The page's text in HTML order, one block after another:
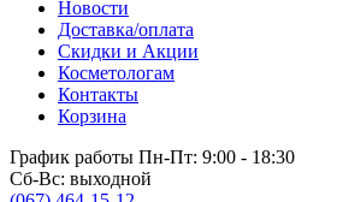
Новости
Доставка/оплата
Скидки и Акции
Косметологам
Контакты
Корзина
График работы Пн-Пт: 9:00 - 18:30
Сб-Вс: выходной